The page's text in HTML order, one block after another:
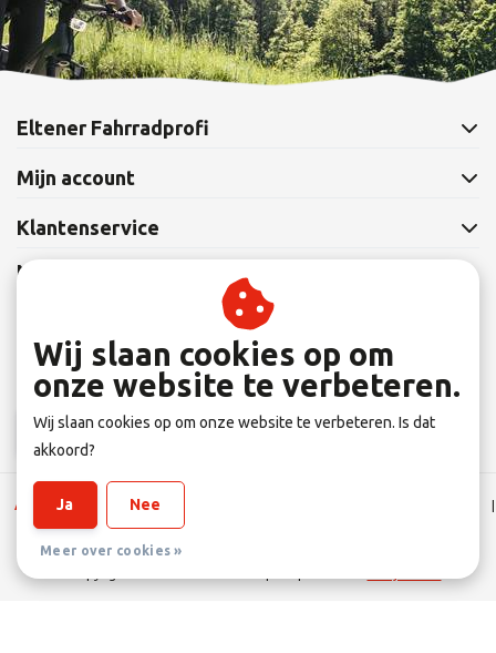
Eltener Fahrradprofi
Mijn account
Klantenservice
Nieuwsbrief
Abonneer je op onze nieuwsbrief om op de hoogte te blijven.
Abonneer
Algemene Leverings voorwaarden
|
Sitemap
Wij slaan cookies op om
onze website te verbeteren.
Wij slaan cookies op om onze website te verbeteren. Is dat
akkoord?
Ja Nee
Meer over cookies »